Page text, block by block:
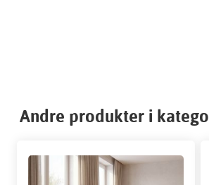
Andre produkter i